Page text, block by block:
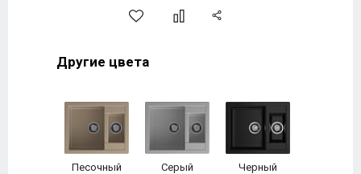
Другие цвета
Песочный Серый Черный